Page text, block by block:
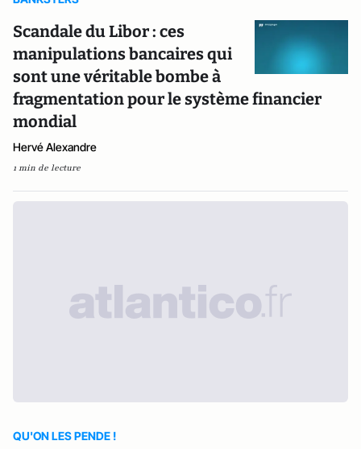
Scandale du Libor : ces
manipulations bancaires qui
sont une véritable bombe à
fragmentation pour le système financier
mondial
Hervé Alexandre
1 min de lecture
QU'ON LES PENDE !